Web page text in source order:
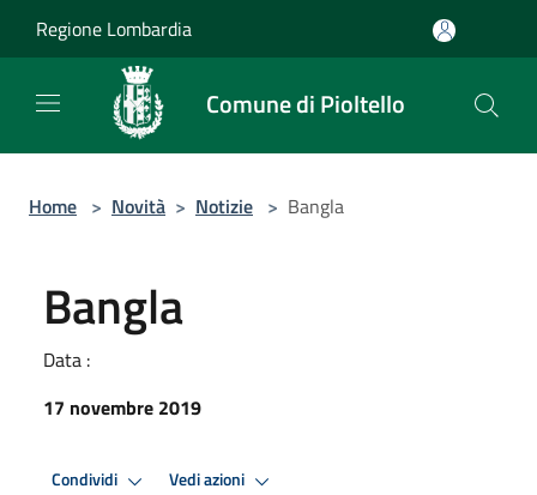
Regione Lombardia
Comune di Pioltello
Home > Novità > Notizie > Bangla
Bangla
Data :
17 novembre 2019
Condividi Vedi azioni